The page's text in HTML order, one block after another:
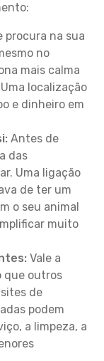
procura na sua
no
mais calma
localização
e dinheiro em
Antes de
das
Uma ligação
de ter um
o seu animal
muito
Vale a
que outros
de
podem
a limpeza, a